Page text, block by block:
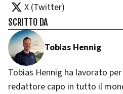
X (Twitter)
SCRITTO DA
Tobias Hennig
Tobias Hennig ha lavorato
redattore capo in tutto il